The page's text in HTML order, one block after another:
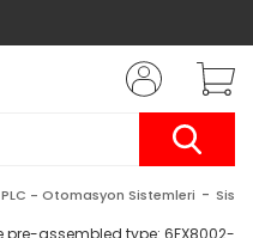
PLC - Otomasyon Sistemleri